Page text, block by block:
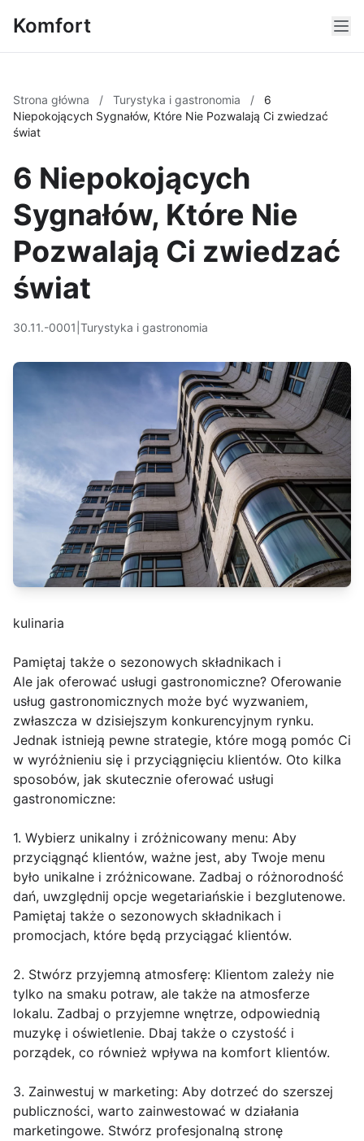
Komfort
Strona główna / Turystyka i gastronomia /
6
Niepokojących Sygnałów, Które Nie Pozwalają Ci zwiedzać
świat
6 Niepokojących
Sygnałów, Które Nie
Pozwalają Ci zwiedzać
świat
30.11.-0001 Turystyka i gastronomia
kulinaria
Pamiętaj także o sezonowych składnikach i
Ale jak oferować usługi gastronomiczne? Oferowanie
usług gastronomicznych może być wyzwaniem,
zwłaszcza w dzisiejszym konkurencyjnym rynku.
Jednak istnieją pewne strategie, które mogą pomóc Ci
w wyróżnieniu się i przyciągnięciu klientów. Oto kilka
sposobów, jak skutecznie oferować usługi
gastronomiczne:
1. Wybierz unikalny i zróżnicowany menu: Aby
przyciągnąć klientów, ważne jest, aby Twoje menu
było unikalne i zróżnicowane. Zadbaj o różnorodność
dań, uwzględnij opcje wegetariańskie i bezglutenowe.
Pamiętaj także o sezonowych składnikach i
promocjach, które będą przyciągać klientów.
2. Stwórz przyjemną atmosferę: Klientom zależy nie
tylko na smaku potraw, ale także na atmosferze
lokalu. Zadbaj o przyjemne wnętrze, odpowiednią
muzykę i oświetlenie. Dbaj także o czystość i
porządek, co również wpływa na komfort klientów.
3. Zainwestuj w marketing: Aby dotrzeć do szerszej
publiczności, warto zainwestować w działania
marketingowe. Stwórz profesjonalną stronę